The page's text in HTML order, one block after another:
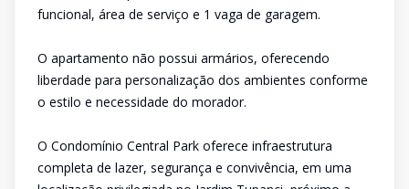
funcional, área de serviço e 1 vaga de garagem.
O apartamento não possui armários, oferecendo
liberdade para personalização dos ambientes conforme
o estilo e necessidade do morador.
O Condomínio Central Park oferece infraestrutura
completa de lazer, segurança e convivência, em uma